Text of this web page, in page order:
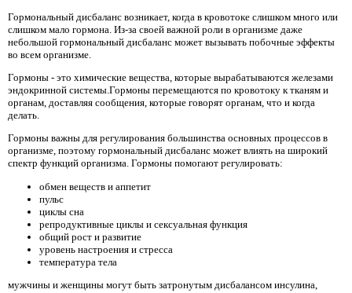
Гормональный дисбаланс возникает, когда в кровотоке слишком много или
слишком мало гормона. Из-за своей важной роли в организме даже
небольшой гормональный дисбаланс может вызывать побочные эффекты
во всем организме.
Гормоны - это химические вещества, которые вырабатываются железами
эндокринной системы.Гормоны перемещаются по кровотоку к тканям и
органам, доставляя сообщения, которые говорят органам, что и когда
делать.
Гормоны важны для регулирования большинства основных процессов в
организме, поэтому гормональный дисбаланс может влиять на широкий
спектр функций организма. Гормоны помогают регулировать:
обмен веществ и аппетит
пульс
циклы сна
репродуктивные циклы и сексуальная функция
общий рост и развитие
уровень настроения и стресса
температура тела
мужчины и женщины могут быть затронутым дисбалансом инсулина,